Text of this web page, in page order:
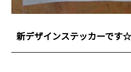
新デザインステッカーです☆